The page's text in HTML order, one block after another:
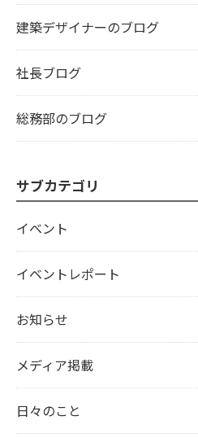
建築デザイナーのブログ
社長ブログ
総務部のブログ
サブカテゴリ
イベント
イベントレポート
お知らせ
メディア掲載
日々のこと